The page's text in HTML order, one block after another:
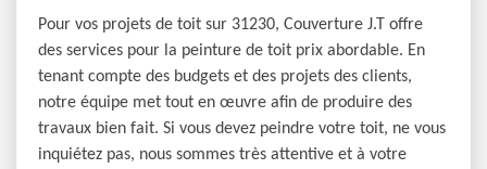
Pour vos projets de toit sur 31230, Couverture J.T offre
des services pour la peinture de toit prix abordable. En
tenant compte des budgets et des projets des clients,
notre équipe met tout en œuvre afin de produire des
travaux bien fait. Si vous devez peindre votre toit, ne vous
inquiétez pas, nous sommes très attentive et à votre